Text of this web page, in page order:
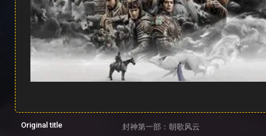
Original title 封神第一部：朝歌风云